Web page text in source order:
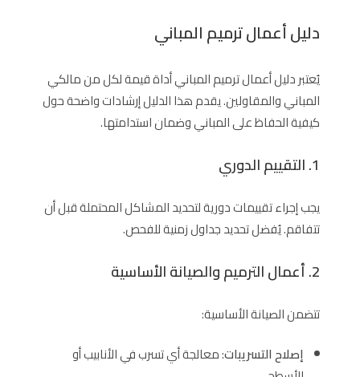
دليل أعمال ترميم المباني
يُعتبر دليل أعمال ترميم المباني أداة قيمة لكل من مالكي
المباني والمقاولين. يقدم هذا الدليل إرشادات واضحة حول
كيفية الحفاظ على المباني وضمان استدامتها.
1. التقييم الدوري
يجب إجراء تقييمات دورية لتحديد المشاكل المحتملة قبل أن
تتفاقم. يُفضل تحديد جداول زمنية للفحص.
2. أعمال الترميم والصيانة الأساسية
تتضمن الصيانة الأساسية:
إصلاح التسريبات: معالجة أي تسرب في الأنابيب أو